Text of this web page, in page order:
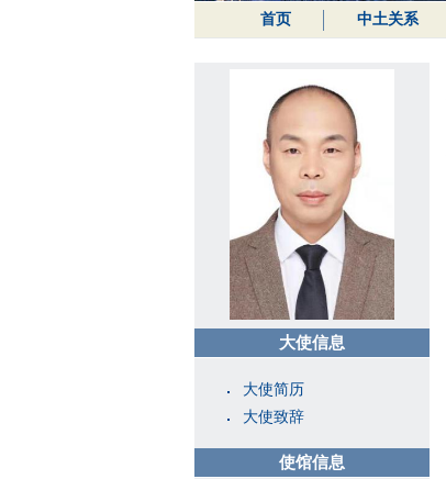
首页 中土关系
大使信息
大使简历
大使致辞
使馆信息